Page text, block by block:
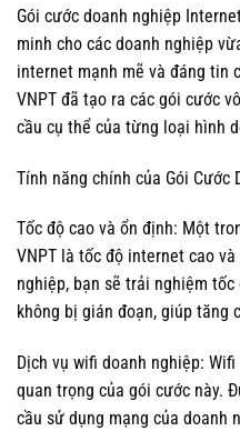
Gói cước doanh nghiệp
minh cho các doanh nghiệp
internet mạnh mẽ và đáng tin
VNPT đã tạo ra các gói cước
cầu cụ thể của từng loại hình
Tính năng chính của Gói Cước
Tốc độ cao và ổn định: Một
VNPT là tốc độ internet cao
nghiệp, bạn sẽ trải nghiệm
không bị gián đoạn, giúp tăng
Dịch vụ wifi doanh nghiệp:
quan trọng của gói cước này.
cầu sử dụng mạng của doanh